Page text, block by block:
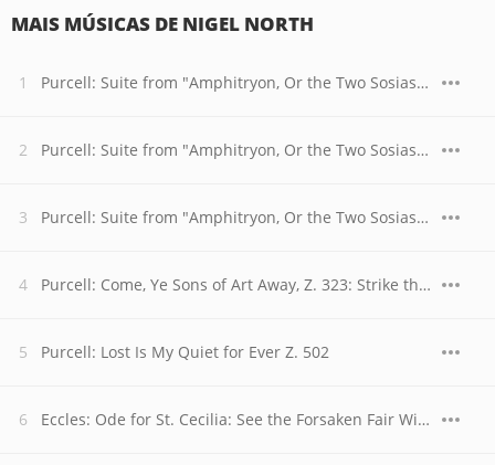
MAIS MÚSICAS DE NIGEL NORTH
Purcell: Suite from "Amphitryon, Or the Two Sosias" Z. 572: Minuet
Purcell: Suite from "Amphitryon, Or the Two Sosias" Z. 572: Hornpipe (2)
Purcell: Suite from "Amphitryon, Or the Two Sosias" Z. 572: Borree
Purcell: Come, Ye Sons of Art Away, Z. 323: Strike the Viol
Purcell: Lost Is My Quiet for Ever Z. 502
Eccles: Ode for St. Cecilia: See the Forsaken Fair With Streaming Eyes